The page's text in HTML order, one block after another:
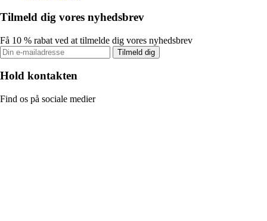
Tilmeld dig vores nyhedsbrev
Få 10 % rabat ved at tilmelde dig vores nyhedsbrev
Tilmeld dig
Hold kontakten
Find os på sociale medier